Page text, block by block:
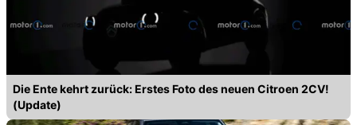
Die Ente kehrt zurück: Erstes Foto des neuen Citroen 2CV!
(Update)